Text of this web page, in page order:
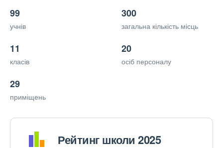
99
учнів
300
загальна кількість місць
11
класів
20
осіб персоналу
29
приміщень
Рейтинг школи 2025